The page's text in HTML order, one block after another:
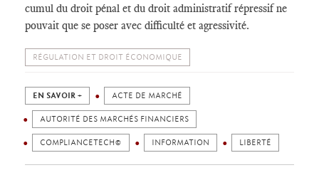
cumul du droit pénal et du droit administratif répressif ne
pouvait que se poser avec difficulté et agressivité.
RÉGULATION ET DROIT ÉCONOMIQUE
EN SAVOIR + ACTE DE MARCHÉ
AUTORITÉ DES MARCHÉS FINANCIERS
COMPLIANCETECH© INFORMATION LIBERTÉ